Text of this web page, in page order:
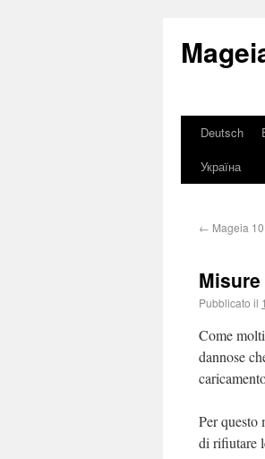
Deutsch
Україна
← Mageia
Pubblicato il
Come
dannose
Per questo
di rifiutare